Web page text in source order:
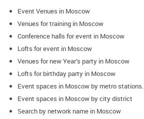
Event Venues in Moscow
Venues for training in Moscow
Conference halls for event in Moscow
Lofts for event in Moscow
Venues for new Year’s party in Moscow
Lofts for birthday party in Moscow
Event spaces in Moscow by metro stations.
Event spaces in Moscow by city district
Search by network name in Moscow